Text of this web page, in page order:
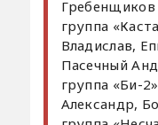
группа
Владислав,
Пасечный
группа «Би-
Александр,